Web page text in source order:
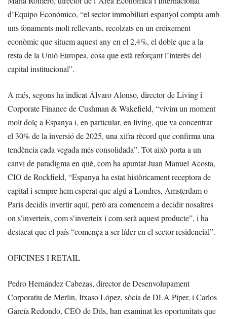
d’Equipo Económico, “el sector immobiliari espanyol compta amb
uns fonaments molt rellevants, recolzats en un creixement
econòmic que situem aquest any en el 2,4%, el doble que a la
resta de la Unió Europea, cosa que està reforçant l’interès del
capital institucional”.
A més, segons ha indicat Álvaro Alonso, director de Living i
Corporate Finance de Cushman & Wakefield, “vivim un moment
molt dolç a Espanya i, en particular, en living, que va concentrar
el 30% de la inversió de 2025, una xifra rècord que confirma una
tendència cada vegada més consolidada”. Tot això porta a un
canvi de paradigma en què, com ha apuntat Juan Manuel Acosta,
CIO de Rockfield, “Espanya ha estat històricament receptora de
capital i sempre hem esperat que algú a Londres, Amsterdam o
París decidís invertir aquí, però ara comencem a decidir nosaltres
on s’inverteix, com s’inverteix i com serà aquest producte”, i ha
destacat que el país “comença a ser líder en el sector residencial”.
OFICINES I RETAIL
Pedro Hernández Cabezas, director de Desenvolupament
Corporatiu de Merlin, Itxaso López, sòcia de DLA Piper, i Carlos
García Redondo, CEO de Dils, han examinat les oportunitats que